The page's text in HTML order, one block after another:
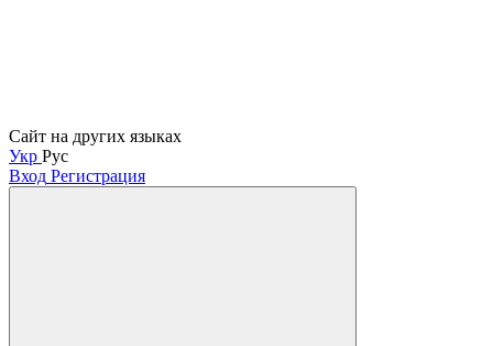
Сайт на других языках
Укр Рус
Вход Регистрация